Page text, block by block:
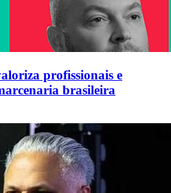
profissionais e
brasileira